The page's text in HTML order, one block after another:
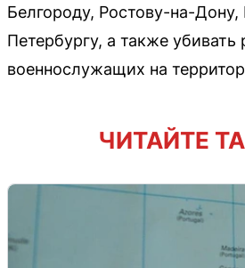
Белгороду, Ростову-на-
Петербургу, а также убивать
военнослужащих на
ЧИТАЙТЕ